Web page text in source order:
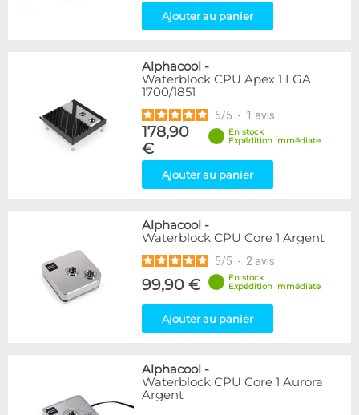
Ajouter au panier
Alphacool -
Waterblock CPU Apex 1 LGA
1700/1851
5/5 - 1 avis
178,90
€
En stock
Expédition immédiate
Ajouter au panier
Alphacool -
Waterblock CPU Core 1 Argent
5/5 - 2 avis
99,90 €
En stock
Expédition immédiate
Ajouter au panier
Alphacool -
Waterblock CPU Core 1 Aurora
Argent